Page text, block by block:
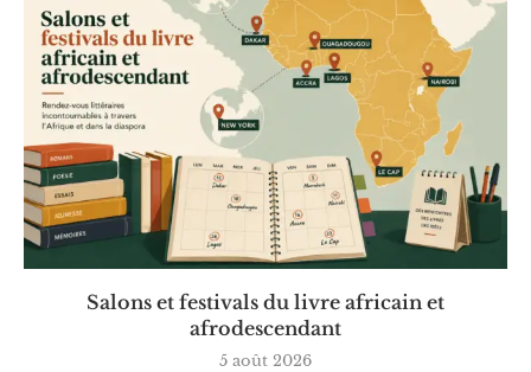
Salons et festivals du livre africain et
afrodescendant
5 août 2026